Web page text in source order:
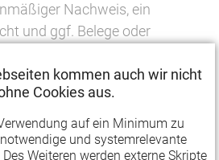
Nachweis, ein
und ggf. Belege oder
an? Welche Fehler sollten
werden? Anhand des
Formulars für die
kommen auch wir nicht
Cookies aus.
auf ein Minimum zu
und systemrelevante
Weiteren werden externe Skripte